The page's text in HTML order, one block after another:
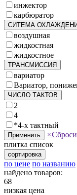
инжектор
карбюратор
СИТЕМА
воздушная
жидкостная
жидкостное
ТРАНСМИССИЯ
вариатор
Вариатор,
ЧИСЛО ТАКТОВ
2
4
*4-х тактный
Применить ×
плитка список
сортировка
по цене по названию
найдено товаров:
68
низкая цена